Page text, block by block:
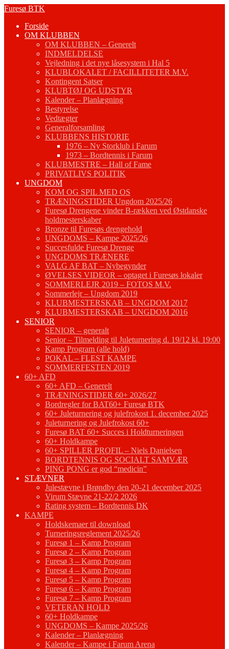
Fortsæt
indhold
Furesø BTK
Forside
OM KLUBBEN
OM KLUBBEN – Generelt
INDMELDELSE
Vejledning i det nye låsesystem i Hal 5
KLUBLOKALET / FACILLITETER M.V.
Kontingent Satser
KLUBTØJ OG UDSTYR
Kalender – Planlægning
Bestyrelse
Vedtægter
Generalforsamling
KLUBBENS HISTORIE
1976 – Ny Storklub i Farum
1973 – Bordtennis i Farum
KLUBMESTRE – Hall of Fame
PRIVATLIVS POLITIK
UNGDOM
KOM OG SPIL MED OS
TRÆNINGSTIDER Ungdom 2025/26
Furesø Drengene vinder B-rækken ved Østdanske
holdmesterskaber
Bronze til Furesøs drengehold
UNGDOMS – Kampe 2025/26
Succesfulde Furesø Drenge
UNGDOMS TRÆNERE
VALG AF BAT – Nybegynder
ØVELSES VIDEOR – optaget i Furesøs lokaler
SOMMERLEJR 2019 – FOTOS M.V.
Sommerlejr – Ungdom 2019
KLUBMESTERSKAB – UNGDOM 2017
KLUBMESTERSKAB – UNGDOM 2016
SENIOR
SENIOR – generalt
Senior – Tilmelding til Juleturnering d. 19/12 kl. 19:00
Kamp Program (alle hold)
POKAL – FLEST KAMPE
SOMMERFESTEN 2019
60+ AFD
60+ AFD – Generelt
TRÆNINGSTIDER 60+ 2026/27
Bordregler for BAT60+ Furesø BTK
60+ Juleturnering og julefrokost 1. december 2025
Juleturnering og Julefrokost 60+
Furesø BAT 60+ Succes i Holdturneringen
60+ Holdkampe
60+ SPILLER PROFIL – Niels Danielsen
BORDTENNIS OG SOCIALT SAMVÆR
PING PONG er god “medicin”
STÆVNER
Julestævne i Brøndby den 20-21 december 2025
Virum Stævne 21-22/2 2026
Rating system – Bordtennis DK
KAMPE
Holdskemaer til download
Turneringsreglement 2025/26
Furesø 1 – Kamp Program
Furesø 2 – Kamp Program
Furesø 3 – Kamp Program
Furesø 4 – Kamp Program
Furesø 5 – Kamp Program
Furesø 6 – Kamp Program
Furesø 7 – Kamp Program
VETERAN HOLD
60+ Holdkampe
UNGDOMS – Kampe 2025/26
Kalender – Planlægning
Kalender – Kampe i Farum Arena